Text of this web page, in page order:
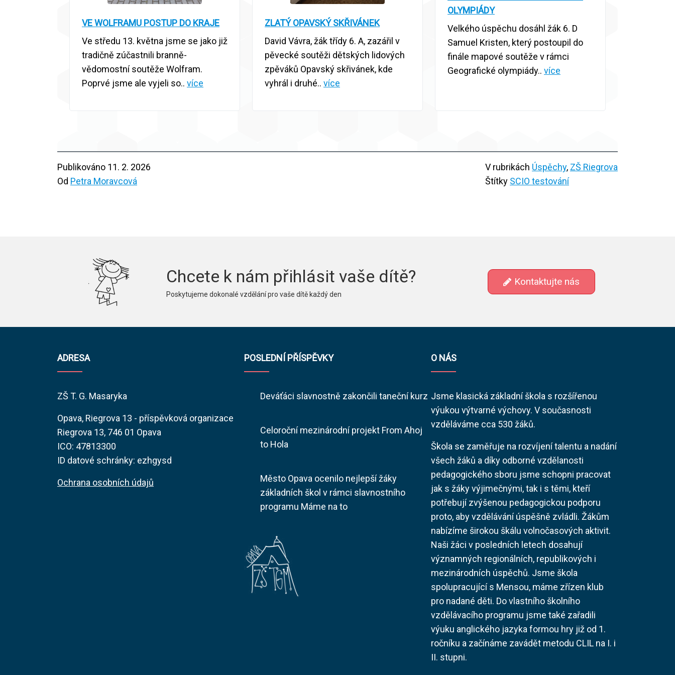
VE WOLFRAMU POSTUP DO KRAJE
Ve středu 13. května jsme se jako již
tradičně zúčastnili branně-
vědomostní soutěže Wolfram.
Poprvé jsme ale vyjeli so.. více
ZLATÝ OPAVSKÝ SKŘIVÁNEK
David Vávra, žák třídy 6. A, zazářil v
pěvecké soutěži dětských lidových
zpěváků Opavský skřivánek, kde
vyhrál i druhé.. více
OLYMPIÁDY
Velkého úspěchu dosáhl žák 6. D
Samuel Kristen, který postoupil do
finále mapové soutěže v rámci
Geografické olympiády.. více
Publikováno 11. 2. 2026
Od Petra Moravcová
V rubrikách Úspěchy, ZŠ Riegrova
Štítky SCIO testování
Chcete k nám přihlásit vaše dítě?
Poskytujeme dokonalé vzdělání pro vaše dítě každý den
Kontaktujte nás
ADRESA
ZŠ T. G. Masaryka
Opava, Riegrova 13 - příspěvková organizace
Riegrova 13, 746 01 Opava
ICO: 47813300
ID datové schránky: ezhgysd
Ochrana osobních údajů
POSLEDNÍ PŘÍSPĚVKY
Deváťáci slavnostně zakončili taneční kurz
Celoroční mezinárodní projekt From Ahoj
to Hola
Město Opava ocenilo nejlepší žáky
základních škol v rámci slavnostního
programu Máme na to
O NÁS
Jsme klasická základní škola s rozšířenou
výukou výtvarné výchovy. V současnosti
vzděláváme cca 530 žáků.
Škola se zaměřuje na rozvíjení talentu a nadání
všech žáků a díky odborné vzdělanosti
pedagogického sboru jsme schopni pracovat
jak s žáky výjimečnými, tak i s těmi, kteří
potřebují zvýšenou pedagogickou podporu
proto, aby vzdělávání úspěšně zvládli. Žákům
nabízíme širokou škálu volnočasových aktivit.
Naši žáci v posledních letech dosahují
významných regionálních, republikových i
mezinárodních úspěchů. Jsme škola
spolupracující s Mensou, máme zřízen klub
pro nadané děti. Do vlastního školního
vzdělávacího programu jsme také zařadili
výuku anglického jazyka formou hry již od 1.
ročníku a začínáme zavádět metodu CLIL na I. i
II. stupni.